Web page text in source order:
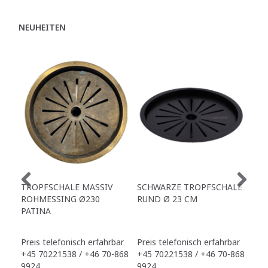
NEUHEITEN
TROPFSCHALE MASSIV
ROHMESSING Ø230
PATINA
Preis telefonisch erfahrbar
+45 70221538 / +46 70-868
9924
SCHWARZE TROPFSCHALE
RUND Ø 23 CM
Preis telefonisch erfahrbar
+45 70221538 / +46 70-868
9924